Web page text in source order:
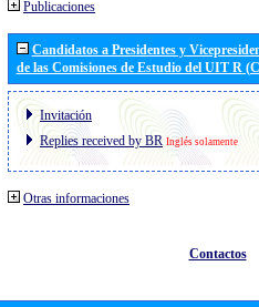
Publicaciones
Candidatos a Presidentes y
de las Comisiones de Estudio del UIT R
Invitación
Replies received by BR Inglés solamente
Otras informaciones
Contactos